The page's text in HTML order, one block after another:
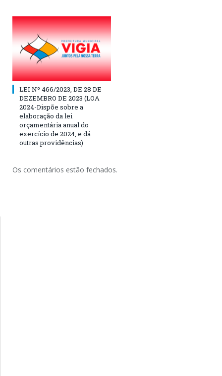
LEI Nº 466/2023, DE 28 DE
DEZEMBRO DE 2023 (LOA
2024-Dispõe sobre a
elaboração da lei
orçamentária anual do
exercício de 2024, e dá
outras providências)
Os comentários estão fechados.